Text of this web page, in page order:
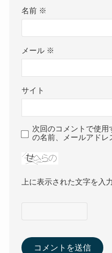
名前 ※
メール ※
サイト
次回のコメントで使
の名前、メールアドレ
上に表示された文字を入